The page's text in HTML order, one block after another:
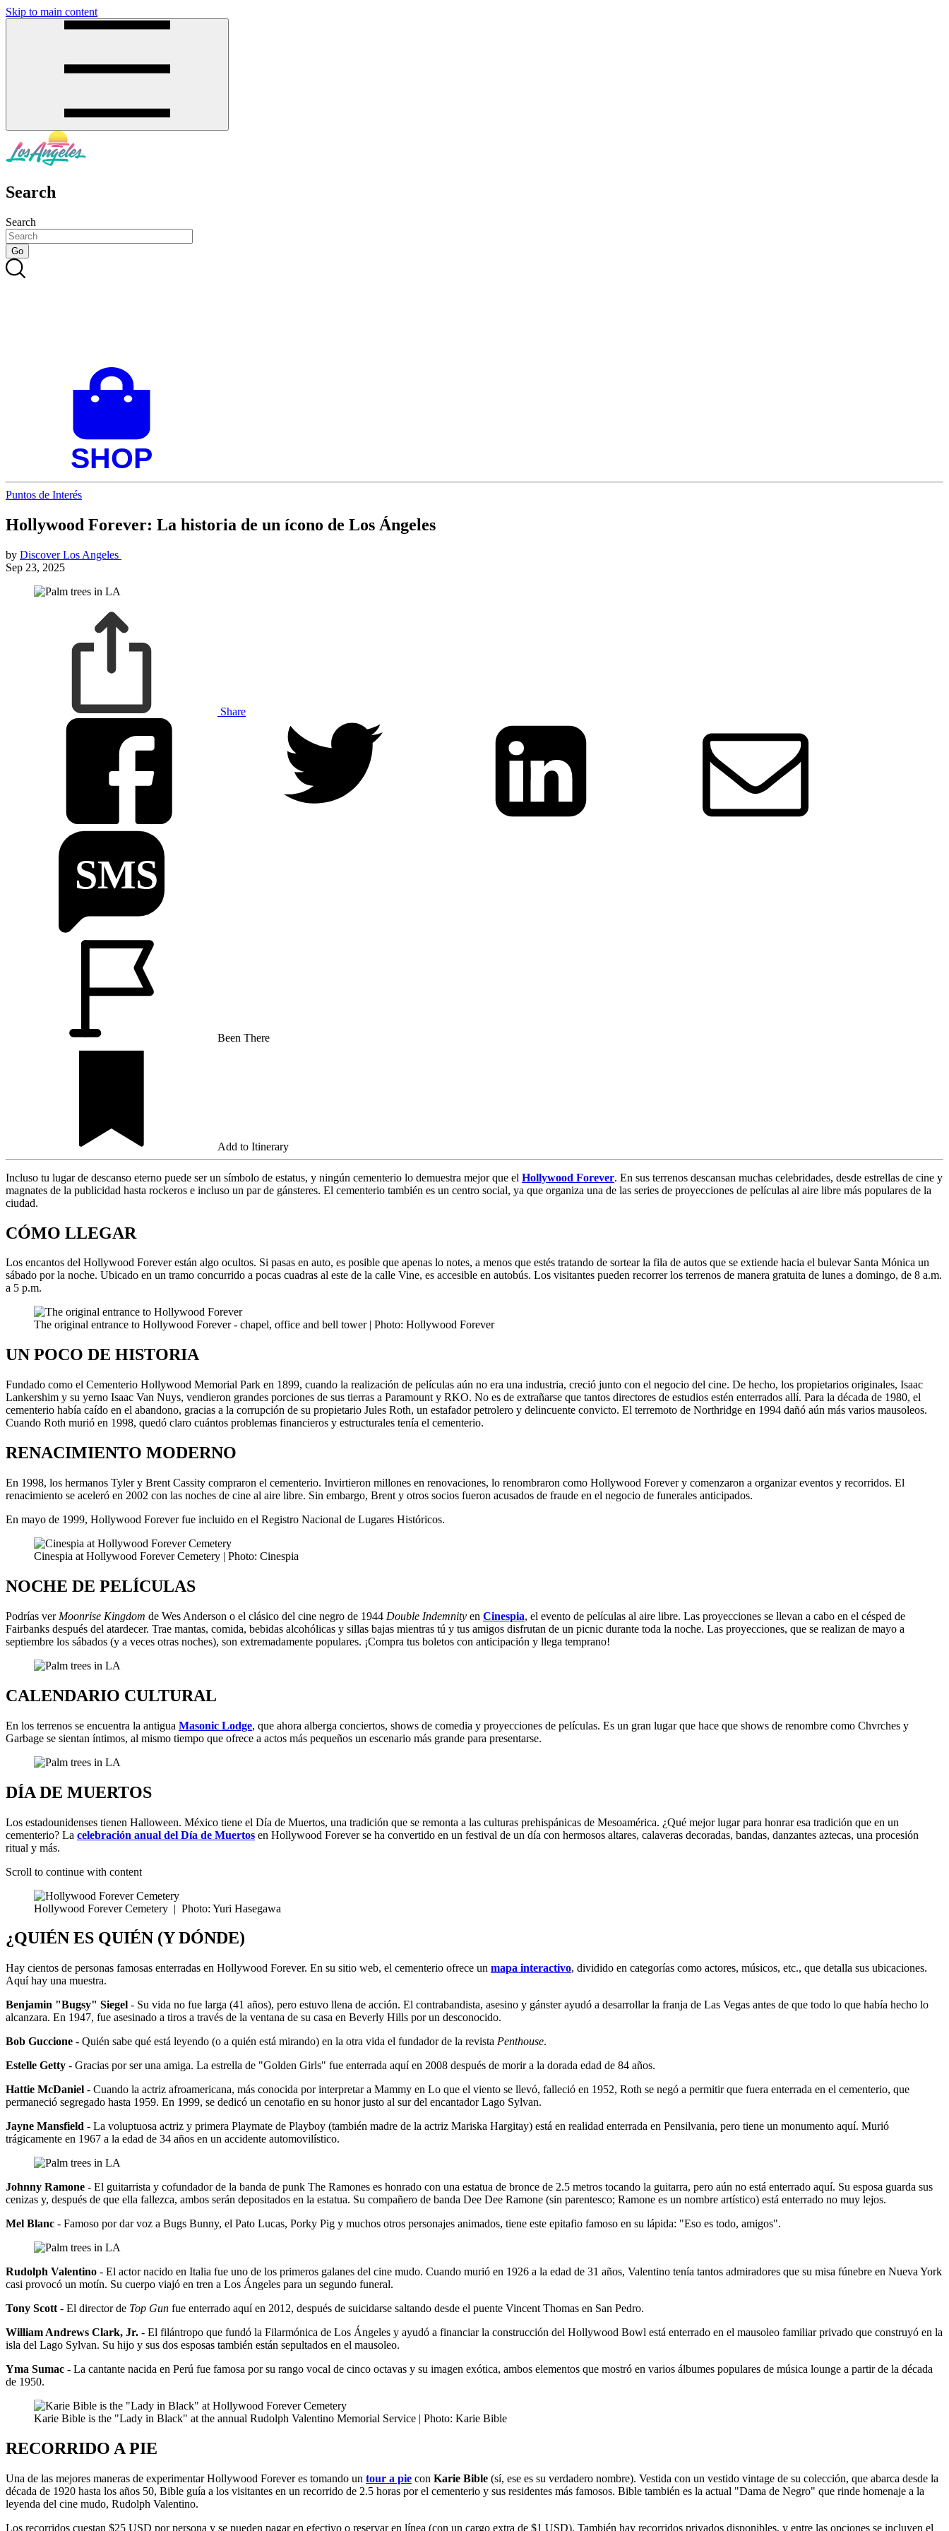
Skip to main content
Search
Search
Puntos de Interés
Hollywood Forever: La historia de un ícono de Los Ángeles
by Discover Los Angeles
Sep 23, 2025
Share
Been There
Add to Itinerary
Incluso tu lugar de descanso eterno puede ser un símbolo de estatus, y ningún cementerio lo demuestra mejor que el Hollywood Forever. En sus terrenos descansan muchas celebridades, desde estrellas de cine y
magnates de la publicidad hasta rockeros e incluso un par de gánsteres. El cementerio también es un centro social, ya que organiza una de las series de proyecciones de películas al aire libre más populares de la
ciudad.
CÓMO LLEGAR
Los encantos del Hollywood Forever están algo ocultos. Si pasas en auto, es posible que apenas lo notes, a menos que estés tratando de sortear la fila de autos que se extiende hacia el bulevar Santa Mónica un
sábado por la noche. Ubicado en un tramo concurrido a pocas cuadras al este de la calle Vine, es accesible en autobús. Los visitantes pueden recorrer los terrenos de manera gratuita de lunes a domingo, de 8 a.m.
a 5 p.m.
The original entrance to Hollywood Forever - chapel, office and bell tower | Photo: Hollywood Forever
UN POCO DE HISTORIA
Fundado como el Cementerio Hollywood Memorial Park en 1899, cuando la realización de películas aún no era una industria, creció junto con el negocio del cine. De hecho, los propietarios originales, Isaac
Lankershim y su yerno Isaac Van Nuys, vendieron grandes porciones de sus tierras a Paramount y RKO. No es de extrañarse que tantos directores de estudios estén enterrados allí. Para la década de 1980, el
cementerio había caído en el abandono, gracias a la corrupción de su propietario Jules Roth, un estafador petrolero y delincuente convicto. El terremoto de Northridge en 1994 dañó aún más varios mausoleos.
Cuando Roth murió en 1998, quedó claro cuántos problemas financieros y estructurales tenía el cementerio.
RENACIMIENTO MODERNO
En 1998, los hermanos Tyler y Brent Cassity compraron el cementerio. Invirtieron millones en renovaciones, lo renombraron como Hollywood Forever y comenzaron a organizar eventos y recorridos. El
renacimiento se aceleró en 2002 con las noches de cine al aire libre. Sin embargo, Brent y otros socios fueron acusados de fraude en el negocio de funerales anticipados.
En mayo de 1999, Hollywood Forever fue incluido en el Registro Nacional de Lugares Históricos.
Cinespia at Hollywood Forever Cemetery | Photo: Cinespia
NOCHE DE PELÍCULAS
Podrías ver Moonrise Kingdom de Wes Anderson o el clásico del cine negro de 1944 Double Indemnity en Cinespia, el evento de películas al aire libre. Las proyecciones se llevan a cabo en el césped de
Fairbanks después del atardecer. Trae mantas, comida, bebidas alcohólicas y sillas bajas mientras tú y tus amigos disfrutan de un picnic durante toda la noche. Las proyecciones, que se realizan de mayo a
septiembre los sábados (y a veces otras noches), son extremadamente populares. ¡Compra tus boletos con anticipación y llega temprano!
CALENDARIO CULTURAL
En los terrenos se encuentra la antigua Masonic Lodge, que ahora alberga conciertos, shows de comedia y proyecciones de películas. Es un gran lugar que hace que shows de renombre como Chvrches y
Garbage se sientan íntimos, al mismo tiempo que ofrece a actos más pequeños un escenario más grande para presentarse.
DÍA DE MUERTOS
Los estadounidenses tienen Halloween. México tiene el Día de Muertos, una tradición que se remonta a las culturas prehispánicas de Mesoamérica. ¿Qué mejor lugar para honrar esa tradición que en un
cementerio? La celebración anual del Día de Muertos en Hollywood Forever se ha convertido en un festival de un día con hermosos altares, calaveras decoradas, bandas, danzantes aztecas, una procesión
ritual y más.
Scroll to continue with content
Hollywood Forever Cemetery | Photo: Yuri Hasegawa
¿QUIÉN ES QUIÉN (Y DÓNDE)
Hay cientos de personas famosas enterradas en Hollywood Forever. En su sitio web, el cementerio ofrece un mapa interactivo, dividido en categorías como actores, músicos, etc., que detalla sus ubicaciones.
Aquí hay una muestra.
Benjamin "Bugsy" Siegel - Su vida no fue larga (41 años), pero estuvo llena de acción. El contrabandista, asesino y gánster ayudó a desarrollar la franja de Las Vegas antes de que todo lo que había hecho lo
alcanzara. En 1947, fue asesinado a tiros a través de la ventana de su casa en Beverly Hills por un desconocido.
Bob Guccione - Quién sabe qué está leyendo (o a quién está mirando) en la otra vida el fundador de la revista Penthouse.
Estelle Getty - Gracias por ser una amiga. La estrella de "Golden Girls" fue enterrada aquí en 2008 después de morir a la dorada edad de 84 años.
Hattie McDaniel - Cuando la actriz afroamericana, más conocida por interpretar a Mammy en Lo que el viento se llevó, falleció en 1952, Roth se negó a permitir que fuera enterrada en el cementerio, que
permaneció segregado hasta 1959. En 1999, se dedicó un cenotafio en su honor justo al sur del encantador Lago Sylvan.
Jayne Mansfield - La voluptuosa actriz y primera Playmate de Playboy (también madre de la actriz Mariska Hargitay) está en realidad enterrada en Pensilvania, pero tiene un monumento aquí. Murió
trágicamente en 1967 a la edad de 34 años en un accidente automovilístico.
Johnny Ramone - El guitarrista y cofundador de la banda de punk The Ramones es honrado con una estatua de bronce de 2.5 metros tocando la guitarra, pero aún no está enterrado aquí. Su esposa guarda sus
cenizas y, después de que ella fallezca, ambos serán depositados en la estatua. Su compañero de banda Dee Dee Ramone (sin parentesco; Ramone es un nombre artístico) está enterrado no muy lejos.
Mel Blanc - Famoso por dar voz a Bugs Bunny, el Pato Lucas, Porky Pig y muchos otros personajes animados, tiene este epitafio famoso en su lápida: "Eso es todo, amigos".
Rudolph Valentino - El actor nacido en Italia fue uno de los primeros galanes del cine mudo. Cuando murió en 1926 a la edad de 31 años, Valentino tenía tantos admiradores que su misa fúnebre en Nueva York
casi provocó un motín. Su cuerpo viajó en tren a Los Ángeles para un segundo funeral.
Tony Scott - El director de Top Gun fue enterrado aquí en 2012, después de suicidarse saltando desde el puente Vincent Thomas en San Pedro.
William Andrews Clark, Jr. - El filántropo que fundó la Filarmónica de Los Ángeles y ayudó a financiar la construcción del Hollywood Bowl está enterrado en el mausoleo familiar privado que construyó en la
isla del Lago Sylvan. Su hijo y sus dos esposas también están sepultados en el mausoleo.
Yma Sumac - La cantante nacida en Perú fue famosa por su rango vocal de cinco octavas y su imagen exótica, ambos elementos que mostró en varios álbumes populares de música lounge a partir de la década
de 1950.
Karie Bible is the "Lady in Black" at the annual Rudolph Valentino Memorial Service | Photo: Karie Bible
RECORRIDO A PIE
Una de las mejores maneras de experimentar Hollywood Forever es tomando un tour a pie con Karie Bible (sí, ese es su verdadero nombre). Vestida con un vestido vintage de su colección, que abarca desde la
década de 1920 hasta los años 50, Bible guía a los visitantes en un recorrido de 2.5 horas por el cementerio y sus residentes más famosos. Bible también es la actual "Dama de Negro" que rinde homenaje a la
leyenda del cine mudo, Rudolph Valentino.
Los recorridos cuestan $25 USD por persona y se pueden pagar en efectivo o reservar en línea (con un cargo extra de $1 USD). También hay recorridos privados disponibles, y entre las opciones se incluyen el